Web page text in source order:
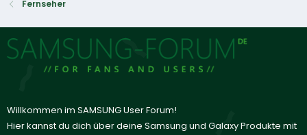
Fernseher
Willkommen im SAMSUNG User Forum!
Hier kannst du dich über deine Samsung und Galaxy Produkte mit